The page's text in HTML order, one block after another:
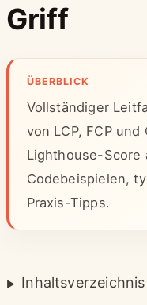
Griff
ÜBERBLICK
Vollständiger
von LCP, FCP und
Lighthouse-Score
Codebeispielen,
Praxis-Tipps.
Inhaltsverzeichnis